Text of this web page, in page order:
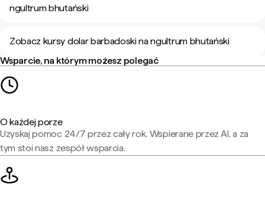
ngultrum bhutański
Zobacz kursy dolar barbadoski na ngultrum bhutański
Wsparcie, na którym możesz polegać
O każdej porze
Uzyskaj pomoc 24/7 przez cały rok. Wspierane przez AI, a za
tym stoi nasz zespół wsparcia.